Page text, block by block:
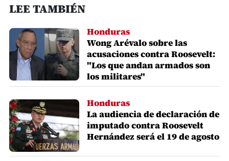
LEE TAMBIÉN
Honduras
Wong Arévalo sobre las
acusaciones contra Roosevelt:
"Los que andan armados son
los militares"
Honduras
La audiencia de declaración de
imputado contra Roosevelt
Hernández será el 19 de agosto